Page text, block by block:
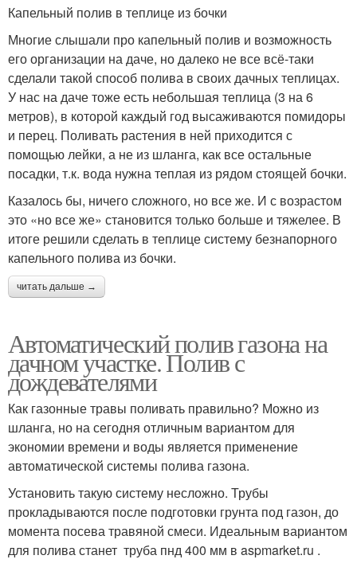
Капельный полив в теплице из бочки
Многие слышали про капельный полив и возможность
его организации на даче, но далеко не все всё-таки
сделали такой способ полива в своих дачных теплицах.
У нас на даче тоже есть небольшая теплица (3 на 6
метров), в которой каждый год высаживаются помидоры
и перец. Поливать растения в ней приходится с
помощью лейки, а не из шланга, как все остальные
посадки, т.к. вода нужна теплая из рядом стоящей бочки.
Казалось бы, ничего сложного, но все же. И с возрастом
это «но все же» становится только больше и тяжелее. В
итоге решили сделать в теплице систему безнапорного
капельного полива из бочки.
читать дальше →
Автоматический полив газона на
дачном участке. Полив с
дождевателями
Как газонные травы поливать правильно? Можно из
шланга, но на сегодня отличным вариантом для
экономии времени и воды является применение
автоматической системы полива газона.
Установить такую систему несложно. Трубы
прокладываются после подготовки грунта под газон, до
момента посева травяной смеси. Идеальным вариантом
для полива станет труба пнд 400 мм в aspmarket.ru .